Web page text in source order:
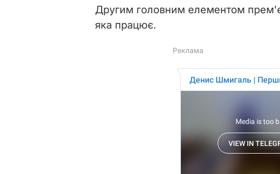
Другим головним елементом
яка працює.